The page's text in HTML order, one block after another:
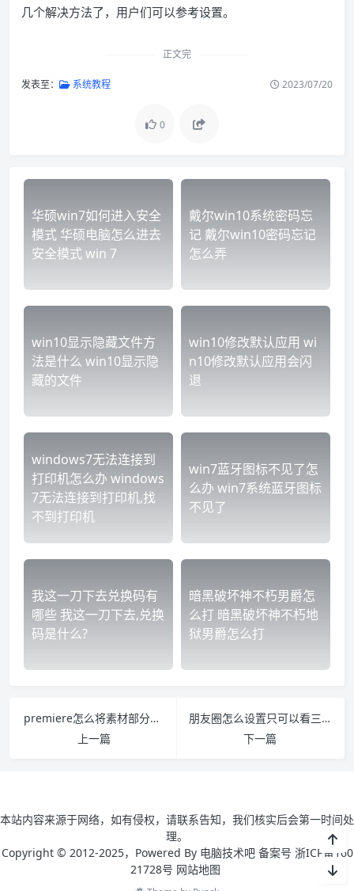
几个解决方法了，用户们可以参考设置。
正文完
发表至： 系统教程 2023/07/20
0
华硕win7如何进入安全
模式 华硕电脑怎么进去
安全模式 win 7
戴尔win10系统密码忘
记 戴尔win10密码忘记
怎么弄
win10显示隐藏文件方
法是什么 win10显示隐
藏的文件
win10修改默认应用 wi
n10修改默认应用会闪
退
windows7无法连接到
打印机怎么办 windows
7无法连接到打印机,找
不到打印机
win7蓝牙图标不见了怎
么办 win7系统蓝牙图标
不见了
我这一刀下去兑换码有
哪些 我这一刀下去,兑换
码是什么?
暗黑破坏神不朽男爵怎
么打 暗黑破坏神不朽地
狱男爵怎么打
premiere怎么将素材部分加载至时间线 pr把素材放到时间轴上就崩
上一篇
朋友圈怎么设置只可以看三天的2022 新微信朋友圈怎么设置只可以看三天的
下一篇
本站内容来源于网络，如有侵权，请联系告知，我们核实后会第一时间处
理。
Copyright © 2012-2025，Powered By 电脑技术吧 备案号 浙ICP备160
21728号 网站地图